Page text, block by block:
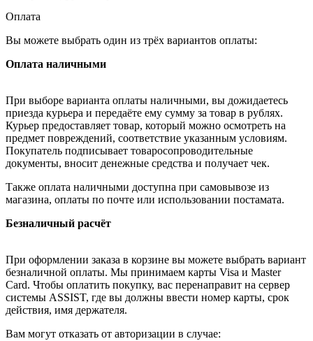
Оплата
Вы можете выбрать один из трёх вариантов оплаты:
Оплата наличными
При выборе варианта оплаты наличными, вы дожидаетесь
приезда курьера и передаёте ему сумму за товар в рублях.
Курьер предоставляет товар, который можно осмотреть на
предмет повреждений, соответствие указанным условиям.
Покупатель подписывает товаросопроводительные
документы, вносит денежные средства и получает чек.
Также оплата наличными доступна при самовывозе из
магазина, оплаты по почте или использовании постамата.
Безналичный расчёт
При оформлении заказа в корзине вы можете выбрать вариант
безналичной оплаты. Мы принимаем карты Visa и Master
Card. Чтобы оплатить покупку, вас перенаправит на сервер
системы ASSIST, где вы должны ввести номер карты, срок
действия, имя держателя.
Вам могут отказать от авторизации в случае: